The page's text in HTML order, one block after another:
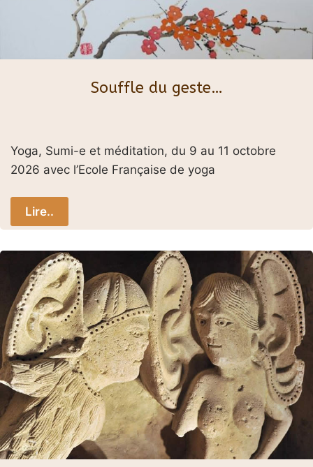
Souffle du geste…
Yoga, Sumi-e et méditation, du 9 au 11 octobre
2026 avec l’Ecole Française de yoga
Lire..